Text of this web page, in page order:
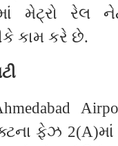
મેટ્રો રેલ
કામ કરે છે.
ફેઝ